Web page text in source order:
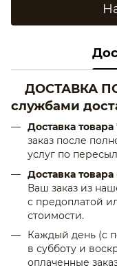
ДОСТАВКА
службами
Доставка
заказ после
услуг по
Доставка
Ваш заказ из
с предоплатой
стоимости.
Каждый день (с
в субботу и
оплаченные